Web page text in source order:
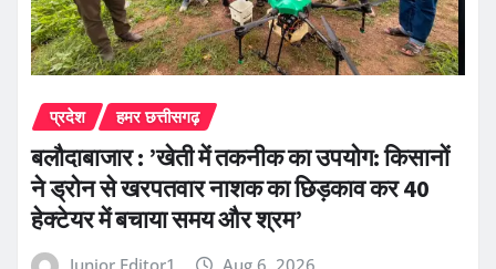
प्रदेश हमर छत्तीसगढ़
बलौदाबाजार : ’खेती में तकनीक का उपयोग: किसानों
ने ड्रोन से खरपतवार नाशक का छिड़काव कर 40
हेक्टेयर में बचाया समय और श्रम’
Junior Editor1 Aug 6, 2026